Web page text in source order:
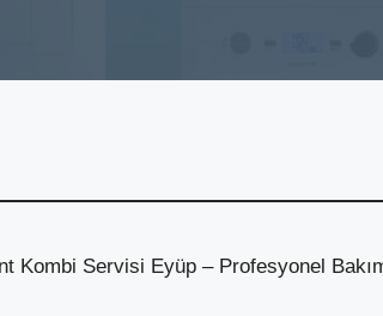
Kombi Servisi Eyüp – Profesyonel